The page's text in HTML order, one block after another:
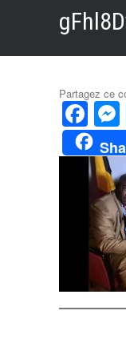
Partagez ce